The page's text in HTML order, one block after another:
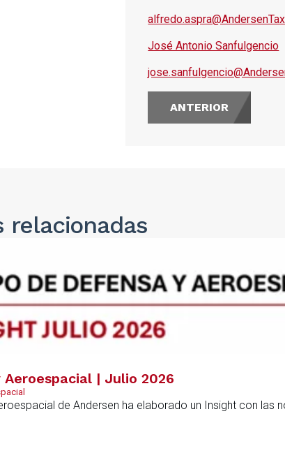
José Antonio Sanfulgencio
ANTERIOR
relacionadas
| Julio 2026
de Andersen ha elaborado un Insight con